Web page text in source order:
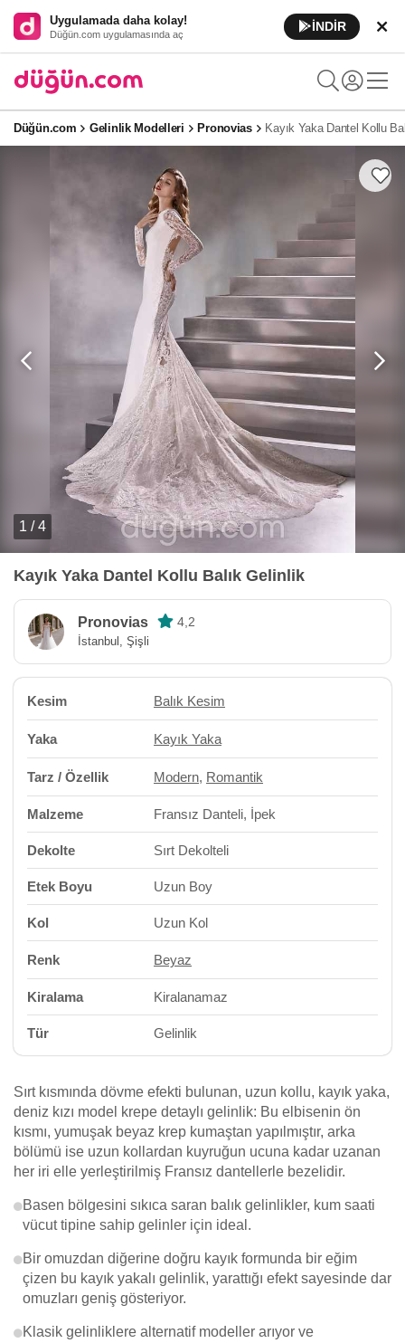
Uygulamada daha kolay!
Düğün.com uygulamasında aç
İNDİR
Düğün.com Gelinlik Modelleri Pronovias Kayık Yaka Dantel Kollu
1 / 4
Kayık Yaka Dantel Kollu Balık Gelinlik
Pronovias 4,2
İstanbul, Şişli
Kesim Balık Kesim
Yaka Kayık Yaka
Tarz / Özellik Modern, Romantik
Malzeme Fransız Danteli, İpek
Dekolte Sırt Dekolteli
Etek Boyu Uzun Boy
Kol Uzun Kol
Renk Beyaz
Kiralama Kiralanamaz
Tür Gelinlik
Sırt kısmında dövme efekti bulunan, uzun kollu, kayık yaka,
deniz kızı model krepe detaylı gelinlik: Bu elbisenin ön
kısmı, yumuşak beyaz krep kumaştan yapılmıştır, arka
bölümü ise uzun kollardan kuyruğun ucuna kadar uzanan
her iri elle yerleştirilmiş Fransız dantellerle bezelidir.
Basen bölgesini sıkıca saran balık gelinlikler, kum saati
vücut tipine sahip gelinler için ideal.
Bir omuzdan diğerine doğru kayık formunda bir eğim
çizen bu kayık yakalı gelinlik, yarattığı efekt sayesinde dar
omuzları geniş gösteriyor.
Klasik gelinliklere alternatif modeller arıyor ve